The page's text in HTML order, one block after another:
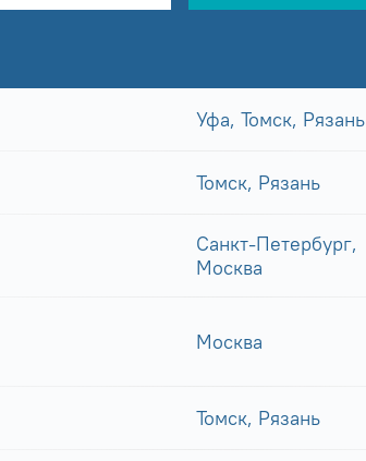
Уфа, Томск, Рязань
Томск, Рязань
Санкт-Петербург,
Москва
Москва
Томск, Рязань